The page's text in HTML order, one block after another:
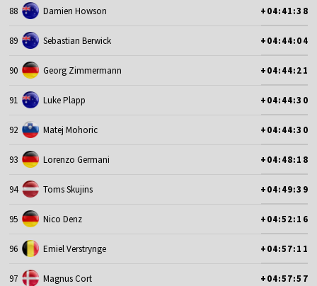
88 Damien Howson +04:41:38
89 Sebastian Berwick +04:44:04
90 Georg Zimmermann +04:44:21
91 Luke Plapp +04:44:30
92 Matej Mohoric +04:44:30
93 Lorenzo Germani +04:48:18
94 Toms Skujins +04:49:39
95 Nico Denz +04:52:16
96 Emiel Verstrynge +04:57:11
97 Magnus Cort +04:57:57